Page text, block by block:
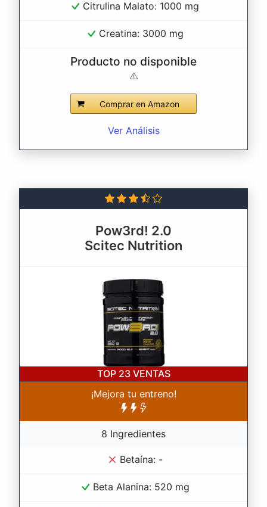
Citrulina Malato: 1000 mg
Creatina: 3000 mg
Producto no disponible
Comprar en Amazon
Ver Análisis
Pow3rd! 2.0
Scitec Nutrition
TOP 23 VENTAS
¡Mejora tu entreno!
8 Ingredientes
Betaína: -
Beta Alanina: 520 mg